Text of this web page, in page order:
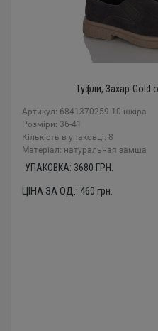
Туфли, Захар-Gold
Артикул: 6841370259 10 шкіра
Розміри: 36-41
Кількість в упаковці: 8
Mатеріал: натуральная замша
УПАКОВКА: 3680 ГРН.
ЦІНА ЗА ОД.: 460 грн.